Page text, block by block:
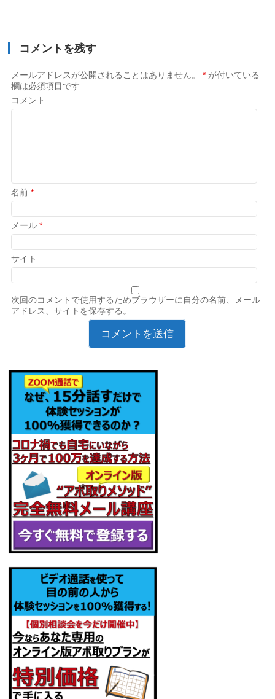
コメントを残す
メールアドレスが公開されることはありません。 * が付いている
欄は必須項目です
コメント
名前*
メール*
サイト
次回のコメントで使用するためブラウザーに自分の名前、メール
アドレス、サイトを保存する。